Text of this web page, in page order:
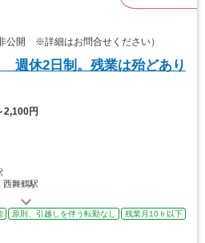
公開 ※詳細はお問合せください）
週休2日制。残業は殆どあり
2,100円
西舞鶴駅
原則、引越しを伴う転勤なし
残業月10ｈ以下